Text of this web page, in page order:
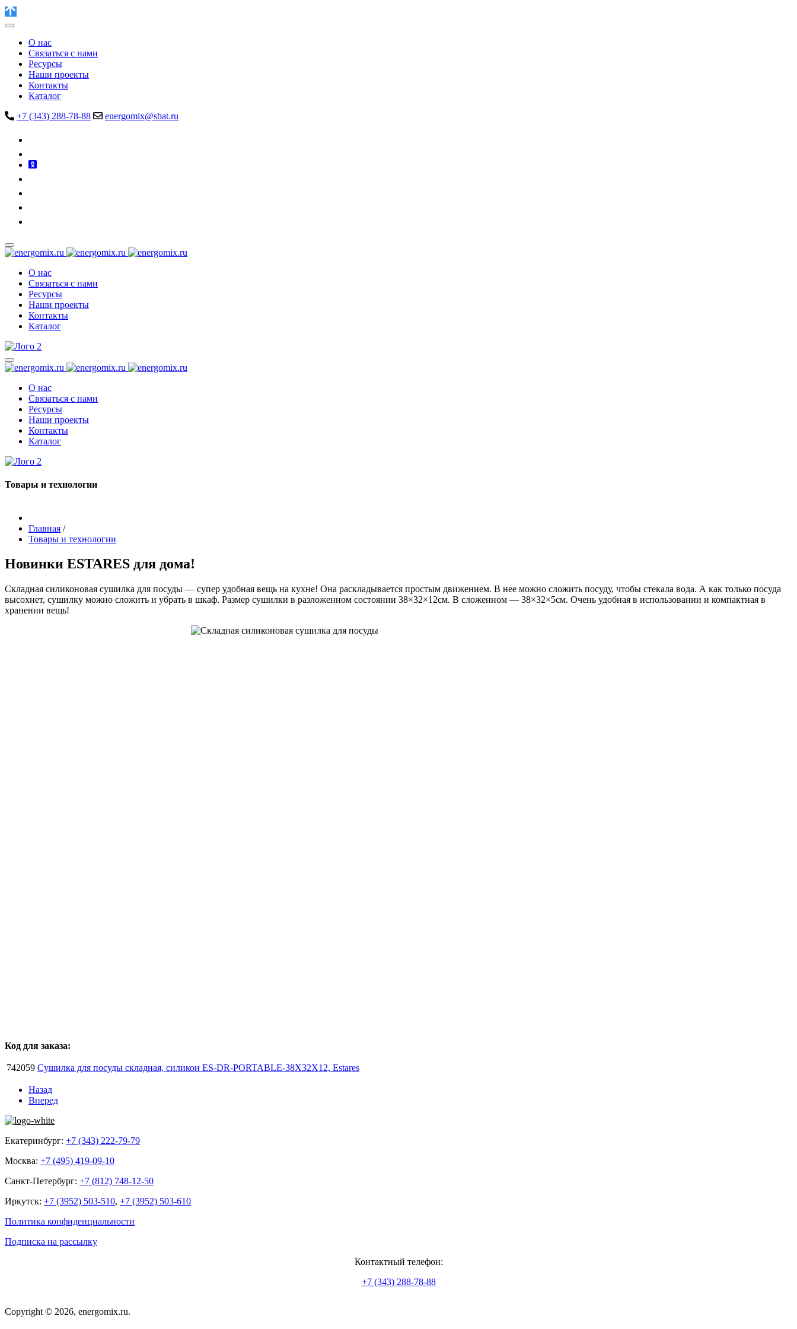
О нас
Связаться с нами
Ресурсы
Наши проекты
Контакты
Каталог
+7 (343) 288-78-88
energomix@sbat.ru
О нас
Связаться с нами
Ресурсы
Наши проекты
Контакты
Каталог
О нас
Связаться с нами
Ресурсы
Наши проекты
Контакты
Каталог
Товары и технологии
Главная /
Товары и технологии
Новинки ESTARES для дома!
Складная силиконовая сушилка для посуды — супер удобная вещь на кухне! Она раскладывается простым движением. В нее можно сложить посуду, чтобы стекала вода. А как только посуда
высохнет, сушилку можно сложить и убрать в шкаф. Размер сушилки в разложенном состоянии 38×32×12см. В сложенном — 38×32×5см. Очень удобная в использовании и компактная в
хранении вещь!
Код для заказа:
742059 Сушилка для посуды складная, силикон ES-DR-PORTABLE-38X32Х12, Estares
Назад
Вперед
Екатеринбург: +7 (343) 222-79-79
Москва: +7 (495) 419-09-10
Санкт-Петербург: +7 (812) 748-12-50
Иркутск: +7 (3952) 503-510, +7 (3952) 503-610
Политика конфиденциальности
Подписка на рассылку
Контактный телефон:
+7 (343) 288-78-88
Copyright © 2026, energomix.ru.